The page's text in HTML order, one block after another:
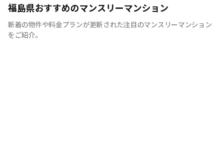
福島県おすすめのマンスリーマンション
新着の物件や料金プランが更新された注目のマンスリーマンション
をご紹介。